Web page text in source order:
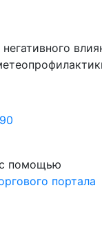
помощью
портала